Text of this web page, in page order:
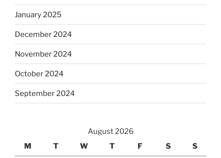
January 2025
December 2024
November 2024
October 2024
September 2024
August 2026
M
T W T F S S